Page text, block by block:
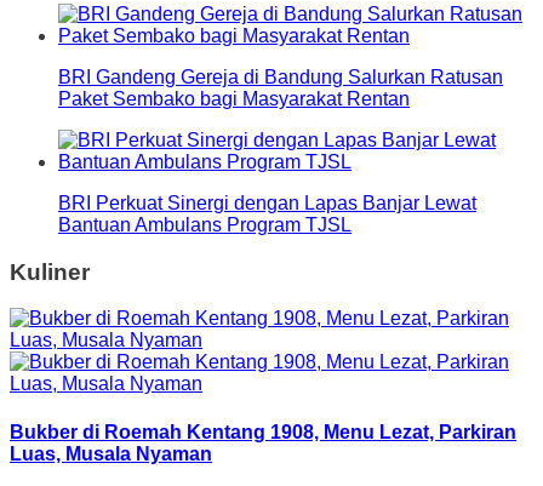
BRI Gandeng Gereja di Bandung Salurkan Ratusan
Paket Sembako bagi Masyarakat Rentan
BRI Perkuat Sinergi dengan Lapas Banjar Lewat
Bantuan Ambulans Program TJSL
Kuliner
Bukber di Roemah Kentang 1908, Menu Lezat, Parkiran
Luas, Musala Nyaman